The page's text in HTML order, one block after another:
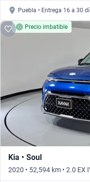
Puebla • Entrega 16 a 30
Precio imbatible
Kia • Soul
2020 • 52,594 km • 2.0 EX